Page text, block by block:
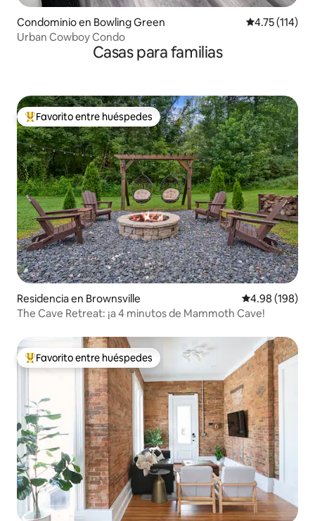
Condominio en Bowling Green Calificación
4.75 (114)
Urban Cowboy Condo
Casas para familias
De los mejores en Favorito entre huéspedes
Favorito entre huéspedes
Residencia en Brownsville Calificación
4.98 (198)
The Cave Retreat: ¡a 4 minutos de Mammoth Cave!
De los mejores en Favorito entre huéspedes
Favorito entre huéspedes